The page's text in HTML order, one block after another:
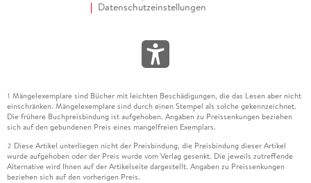
Datenschutzeinstellungen
1 Mängelexemplare sind Bücher mit leichten Beschädigungen, die das Lesen aber nicht
einschränken. Mängelexemplare sind durch einen Stempel als solche gekennzeichnet.
Die frühere Buchpreisbindung ist aufgehoben. Angaben zu Preissenkungen beziehen
sich auf den gebundenen Preis eines mangelfreien Exemplars.
2 Diese Artikel unterliegen nicht der Preisbindung, die Preisbindung dieser Artikel
wurde aufgehoben oder der Preis wurde vom Verlag gesenkt. Die jeweils zutreffende
Alternative wird Ihnen auf der Artikelseite dargestellt. Angaben zu Preissenkungen
beziehen sich auf den vorherigen Preis.